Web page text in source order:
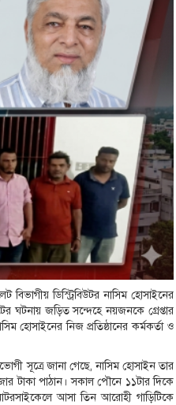
বিভাগীয় ডিস্ট্রিবিউটর নাসিম হোসাইনের
ঘটনায় জড়িত সন্দেহে নয়জনকে গ্রেপ্তার
হোসাইনের নিজ প্রতিষ্ঠানের কর্মকর্তা ও
সূত্রে জানা গেছে, নাসিম হোসাইন তার
টাকা পাঠান। সকাল পৌনে ১১টার দিকে
আসা তিন আরোহী গাড়িটিকে